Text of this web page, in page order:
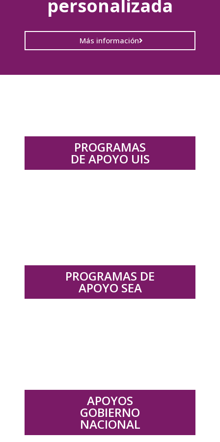
personalizada
Más información
PROGRAMAS
DE APOYO UIS
PROGRAMAS DE
APOYO SEA
APOYOS
GOBIERNO
NACIONAL